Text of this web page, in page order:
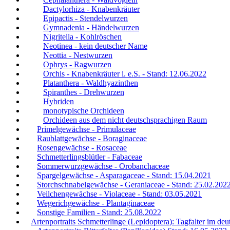
Dactylorhiza - Knabenkräuter
Epipactis - Stendelwurzen
Gymnadenia - Händelwurzen
Nigritella - Kohlröschen
Neotinea - kein deutscher Name
Neottia - Nestwurzen
Ophrys - Ragwurzen
Orchis - Knabenkräuter i. e.S. - Stand: 12.06.2022
Platanthera - Waldhyazinthen
Spiranthes - Drehwurzen
Hybriden
monotypische Orchideen
Orchideen aus dem nicht deutschsprachigen Raum
Primelgewächse - Primulaceae
Raublattgewächse - Boraginaceae
Rosengewächse - Rosaceae
Schmetterlingsblütler - Fabaceae
Sommerwurzgewächse - Orobanchaceae
Spargelgewächse - Asparagaceae - Stand: 15.04.2021
Storchschnabelgewächse - Geraniaceae - Stand:
Veilchengewächse - Violaceae - Stand: 03.05.2021
Wegerichgewächse - Plantaginaceae
Sonstige Familien - Stand: 25.08.2022
Artenportraits Schmetterlinge (Lepidoptera): Tagfalter im